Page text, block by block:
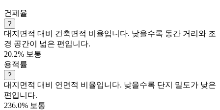
건폐율
?
대지면적 대비 건축면적 비율입니다. 낮을수록 동간 거리와 조
경 공간이 넓은 편입니다.
20.2% 보통
용적률
?
대지면적 대비 연면적 비율입니다. 낮을수록 단지 밀도가 낮은
편입니다.
236.0% 보통